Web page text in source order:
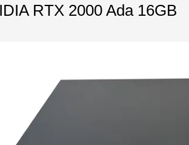
RTX 2000 Ada 16GB